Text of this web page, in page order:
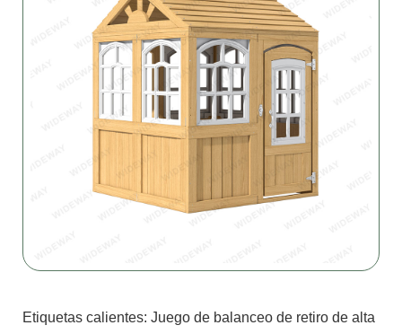
Etiquetas calientes: Juego de balanceo de retiro de alta